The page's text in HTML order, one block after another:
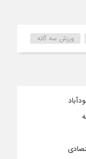
ورزش سه گانه